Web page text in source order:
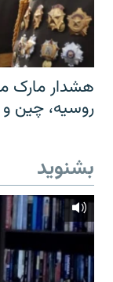
هشدار مارک
روسیه، چین
بشنوید